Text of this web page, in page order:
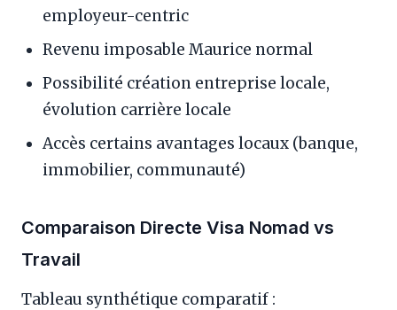
employeur-centric
Revenu imposable Maurice normal
Possibilité création entreprise locale,
évolution carrière locale
Accès certains avantages locaux (banque,
immobilier, communauté)
Comparaison Directe Visa Nomad vs
Travail
Tableau synthétique comparatif :